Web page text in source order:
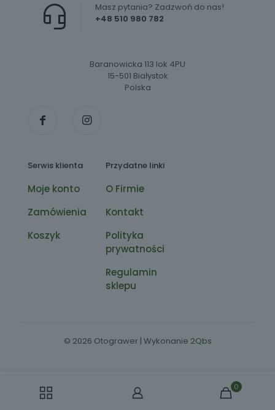
+48 510 980 782
Masz pytania? Zadzwoń do nas!
Baranowicka 113 lok 4PU
15-501 Białystok
Polska
Serwis klienta
Moje konto
Zamówienia
Koszyk
Przydatne linki
O Firmie
Kontakt
Polityka
prywatności
Regulamin
sklepu
© 2026 Otograwer | Wykonanie 2Qbs
0